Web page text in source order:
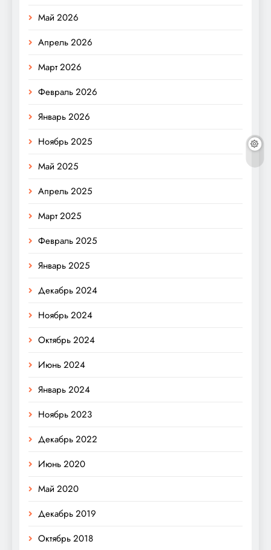
Май 2026
Апрель 2026
Март 2026
Февраль 2026
Январь 2026
Ноябрь 2025
Май 2025
Апрель 2025
Март 2025
Февраль 2025
Январь 2025
Декабрь 2024
Ноябрь 2024
Октябрь 2024
Июнь 2024
Январь 2024
Ноябрь 2023
Декабрь 2022
Июнь 2020
Май 2020
Декабрь 2019
Октябрь 2018